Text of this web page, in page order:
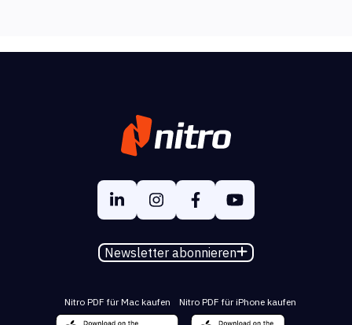
Newsletter abonnieren
Nitro PDF für Mac kaufen Nitro PDF für iPhone kaufen